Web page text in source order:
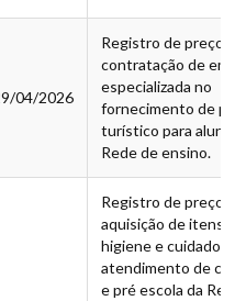
04/2026
Registro de preço
contratação de
especializada no
fornecimento de
turístico para
Rede de ensino.
Registro de preço
aquisição de itens
higiene e cuidados
atendimento de
e pré escola da